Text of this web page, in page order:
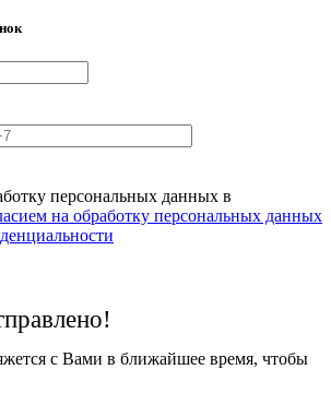
персональных данных в
на обработку персональных данных
с Вами в ближайшее время, чтобы